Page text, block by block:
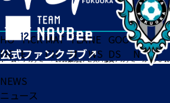
HO
ME
TICK
ET
MAT
CH
TEA
M
NE
WS
GOO
DS
FA
N MY
ホーム>アカデミー>2018第3回アビスパ福岡アカデミーカップU-
NEWS
ニュース